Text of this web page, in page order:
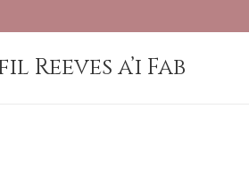
Reeves a’i Fab